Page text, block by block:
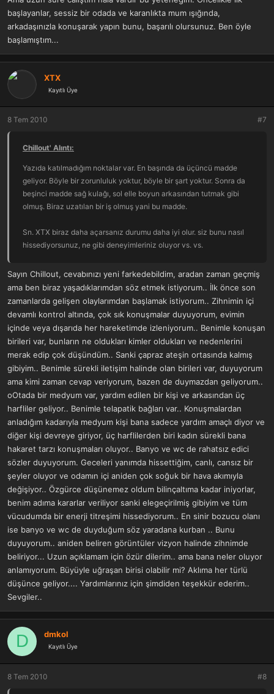
başlayanlar, sessiz bir odada ve karanlıkta mum ışığında,
arkadaşınızla konuşarak yapın bunu, başarılı olursunuz. Ben öyle
başlamıştım...
XTX
Kayıtlı Üye
8 Tem 2010 #7
Chillout' Alıntı:
Yazıda katılmadığım noktalar var. En başında da üçüncü madde
geliyor. Böyle bir zorunluluk yoktur, böyle bir şart yoktur. Sonra da
beşinci madde sağ kulağı, sol elle boyun arkasından tutmak gibi
olmuş. Biraz uzatılan bir iş olmuş yani bu madde.
Sn. XTX biraz daha açarsanız durumu daha iyi olur. siz bunu nasıl
hissediyorsunuz, ne gibi deneyimleriniz oluyor vs. vs.
Sn. Frozen, sizin sorunuza gelince de evet var ama öyle iki satırla
yazılıp, iki saatlik bir çalışmayla olacak bir şey değil bu. Eğitim
gerektirir.
Sayın Chillout, cevabınızı yeni farkedebildim, aradan zaman geçmiş
ama ben biraz yaşadıklarımdan söz etmek istiyorum.. İlk önce son
zamanlarda gelişen olaylarımdan başlamak istiyorum.. Zihnimin içi
devamlı kontrol altında, çok sık konuşmalar duyuyorum, evimin
içinde veya dışarıda her hareketimde izleniyorum.. Benimle konuşan
birileri var, bunların ne oldukları kimler oldukları ve nedenlerini
merak edip çok düşündüm.. Sanki çapraz ateşin ortasında kalmış
gibiyim.. Benimle sürekli iletişim halinde olan birileri var, duyuyorum
ama kimi zaman cevap veriyorum, bazen de duymazdan geliyorum..
oOtada bir medyum var, yardım edilen bir kişi ve arkasından üç
harfliler geliyor.. Benimle telapatik bağları var.. Konuşmalardan
anladığım kadarıyla medyum kişi bana sadece yardım amaçlı diyor ve
diğer kişi devreye giriyor, üç harflilerden biri kadın sürekli bana
hakaret tarzı konuşmaları oluyor.. Banyo ve wc de rahatsız edici
sözler duyuyorum. Geceleri yanımda hissettiğim, canlı, cansız bir
şeyler oluyor ve odamın içi aniden çok soğuk bir hava akımıyla
değişiyor.. Özgürce düşünemez oldum bilinçaltıma kadar iniyorlar,
benim adıma kararlar veriliyor sanki elegeçirilmiş gibiyim ve tüm
vücudumda bir enerji titreşimi hissediyorum.. En sinir bozucu olanı
ise banyo ve wc de duyduğum söz yaradana kurban .. Bunu
duyuyorum.. aniden beliren görüntüler vizyon halinde zihnimde
beliriyor... Uzun açıklamam için özür dilerim.. ama bana neler oluyor
anlamıyorum. Büyüyle uğraşan birisi olabilir mi? Aklıma her türlü
düşünce geliyor.... Yardımlarınız için şimdiden teşekkür ederim..
Sevgiler..
D dmkol
Kayıtlı Üye
8 Tem 2010 #8